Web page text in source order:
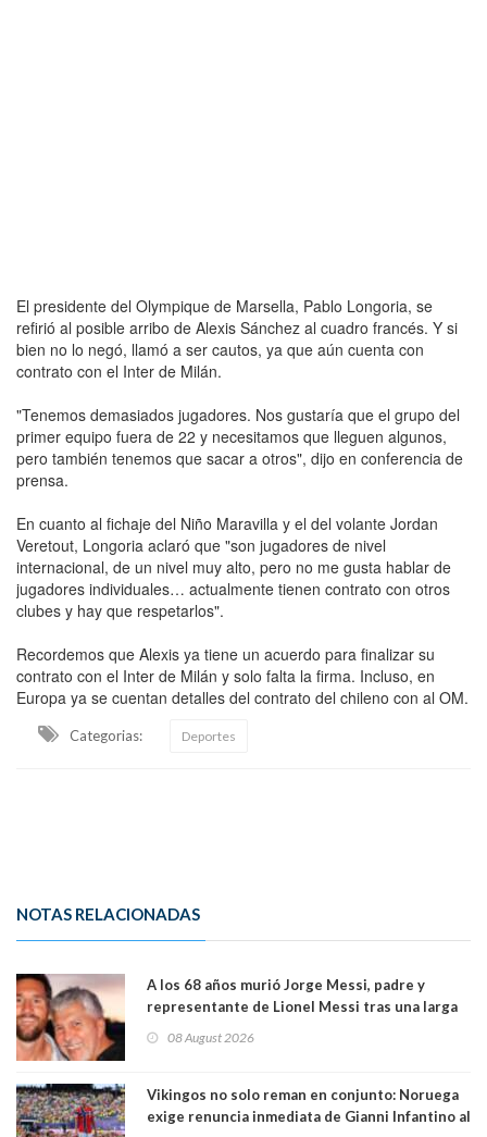
El presidente del Olympique de Marsella, Pablo Longoria, se
refirió al posible arribo de Alexis Sánchez al cuadro francés. Y si
bien no lo negó, llamó a ser cautos, ya que aún cuenta con
contrato con el Inter de Milán.
"Tenemos demasiados jugadores. Nos gustaría que el grupo del
primer equipo fuera de 22 y necesitamos que lleguen algunos,
pero también tenemos que sacar a otros", dijo en conferencia de
prensa.
En cuanto al fichaje del Niño Maravilla y el del volante Jordan
Veretout, Longoria aclaró que "son jugadores de nivel
internacional, de un nivel muy alto, pero no me gusta hablar de
jugadores individuales… actualmente tienen contrato con otros
clubes y hay que respetarlos".
Recordemos que Alexis ya tiene un acuerdo para finalizar su
contrato con el Inter de Milán y solo falta la firma. Incluso, en
Europa ya se cuentan detalles del contrato del chileno con al OM.
Categorias: Deportes
NOTAS RELACIONADAS
A los 68 años murió Jorge Messi, padre y
representante de Lionel Messi tras una larga
08 August 2026
Vikingos no solo reman en conjunto: Noruega
exige renuncia inmediata de Gianni Infantino al